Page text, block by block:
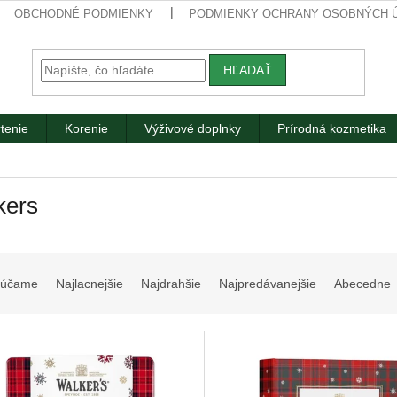
OBCHODNÉ PODMIENKY PODMIENKY OCHRANY OSOBNÝCH
HĽADAŤ
Korenie Výživové doplnky Prírodná kozmetika
Najlacnejšie Najdrahšie Najpredávanejšie Abecedne